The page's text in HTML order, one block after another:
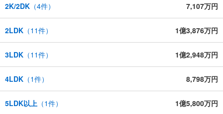
2K/2DK （4件） 7,107万円
2LDK （11件） 1億3,876万円
3LDK （11件） 1億2,948万円
4LDK （1件） 8,798万円
5LDK以上 （1件） 1億5,800万円